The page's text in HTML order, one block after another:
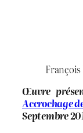
François
Œuvre
Accrochage
Septembre